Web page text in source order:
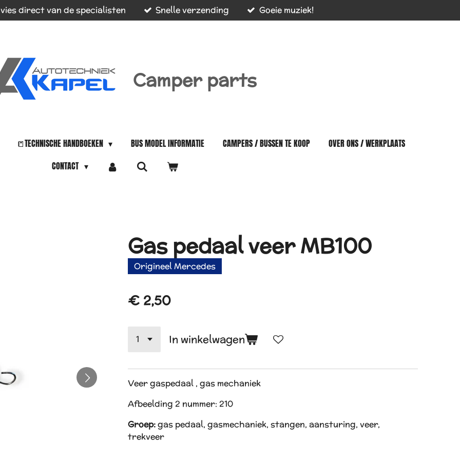
direct van de specialisten Snelle verzending Goeie muziek!
Camper parts
📒TECHNISCHE HANDBOEKEN BUS MODEL INFORMATIE CAMPERS / BUSSEN TE KOOP
OVER ONS / WERKPLAATS
CONTACT
Gas pedaal veer MB100
Origineel Mercedes
€ 2,50
In winkelwagen
Veer gaspedaal , gas mechaniek
Afbeelding 2 nummer: 210
Groep:gas pedaal, gasmechaniek, stangen, aansturing, veer,
trekveer